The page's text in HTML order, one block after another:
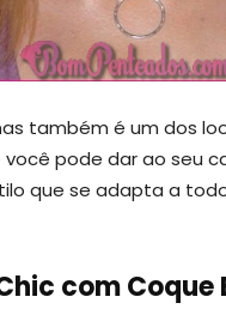
também é um dos
você pode dar ao seu
que se adapta a
com